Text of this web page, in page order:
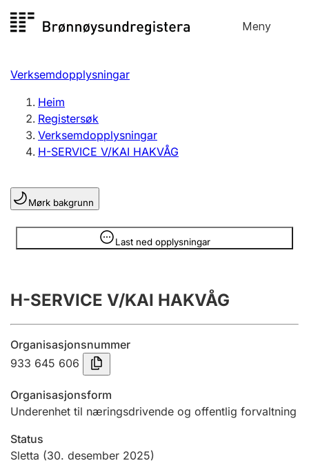
til
Meny
Registersøk
Aksjeselskap
Enkeltpersonføretak
Registrere, endre, slette
Lag og foreining
Registrere, endre, slette
Innsending og forseinkingsgebyr
Tinglysing
Jeger
Verksemdopplysningar
Heim
Registersøk
Verksemdopplysningar
H-SERVICE V/KAI HAKVÅG
Mørk bakgrunn
Last ned opplysningar
Opplysninger er skjult
H-SERVICE V/KAI HAKVÅG
Organisasjonsnummer
933 645 606
Organisasjonsform
Underenhet til næringsdrivende og offentlig forvaltning
Status
Sletta (30. desember 2025)